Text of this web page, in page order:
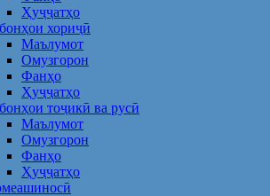
Ҳуҷҷатҳо
хориҷӣ
Маълумот
Омузгорон
Фанҳо
Ҳуҷҷатҳо
тоҷикӣ ва русӣ
Маълумот
Омузгорон
Фанҳо
Ҳуҷҷатҳо